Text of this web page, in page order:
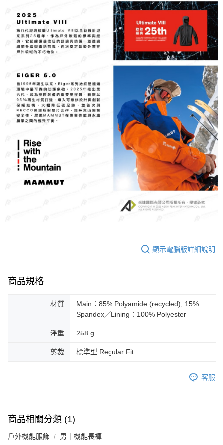
顯示電腦版詳細說明
商品規格
材質
Main：85% Polyamide (recycled), 15%
Spandex／Lining：100% Polyester
淨重 258 g
剪裁 標準型 Regular Fit
客服
商品相關分類 (1)
戶外機能服飾 男｜機能長褲